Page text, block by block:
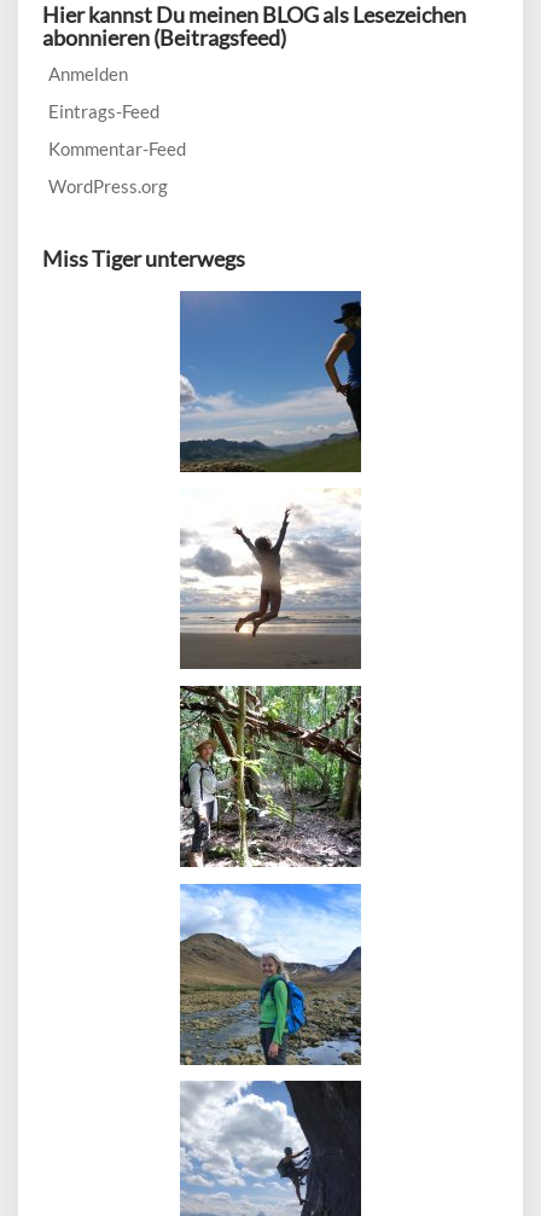
Hier kannst Du meinen BLOG als Lesezeichen
abonnieren (Beitragsfeed)
Anmelden
Eintrags-Feed
Kommentar-Feed
WordPress.org
Miss Tiger unterwegs